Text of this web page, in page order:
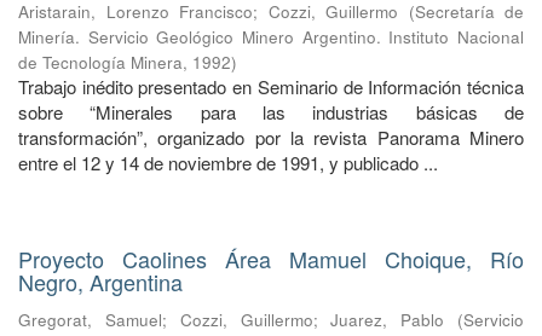
Aristarain, Lorenzo Francisco; Cozzi, Guillermo (Secretaría de
Minería. Servicio Geológico Minero Argentino. Instituto Nacional
de Tecnología Minera, 1992)
Trabajo inédito presentado en Seminario de Información técnica
sobre “Minerales para las industrias básicas de
transformación”, organizado por la revista Panorama Minero
entre el 12 y 14 de noviembre de 1991, y publicado ...
Proyecto Caolines Área Mamuel Choique, Río
Negro, Argentina
Gregorat, Samuel; Cozzi, Guillermo;Juarez, Pablo (Servicio